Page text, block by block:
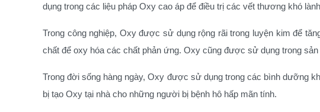
dụng trong các liệu pháp Oxy cao áp để điều trị các vết thương khó
Trong công nghiệp, Oxy được sử dụng rộng rãi trong luyện kim để
chất để oxy hóa các chất phản ứng. Oxy cũng được sử dụng trong
Trong đời sống hàng ngày, Oxy được sử dụng trong các bình dưỡng
bị tạo Oxy tại nhà cho những người bị bệnh hô hấp mãn tính.